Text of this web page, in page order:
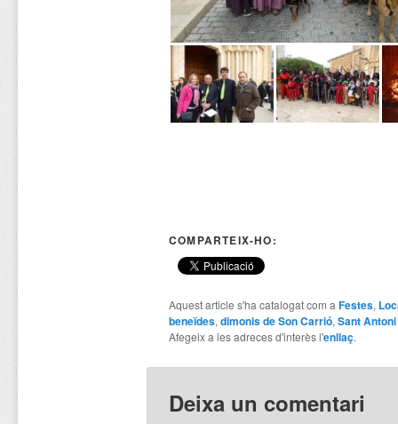
COMPARTEIX-HO:
Aquest article s'ha catalogat com a Festes,
beneïdes, dimonis de Son Carrió, Sant Antoni
Afegeix a les adreces d'interès l'enllaç.
Deixa un comentari